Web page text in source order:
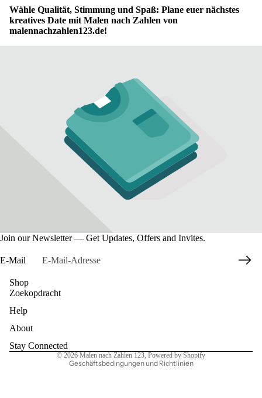
Wähle Qualität, Stimmung und Spaß: Plane euer nächstes
kreatives Date mit Malen nach Zahlen von
malennachzahlen123.de!
Join our Newsletter — Get Updates, Offers and Invites.
E-Mail
Shop
Zoekopdracht
Help
About
Stay Connected
© 2026 Malen nach Zahlen 123 , Powered by Shopify
Geschäftsbedingungen und Richtlinien
Datenschutzerklärung
Widerrufsrecht
AGB
Kontaktinformationen